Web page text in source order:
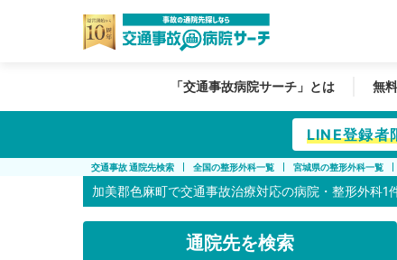
「交通事故病院サーチ」とは 無
LINE登録者
交通事故 通院先検索 全国の整形外科一覧 宮城県の整形外科一覧
加美郡色麻町で交通事故治療対応の病院・整形外科1
通院先を検索